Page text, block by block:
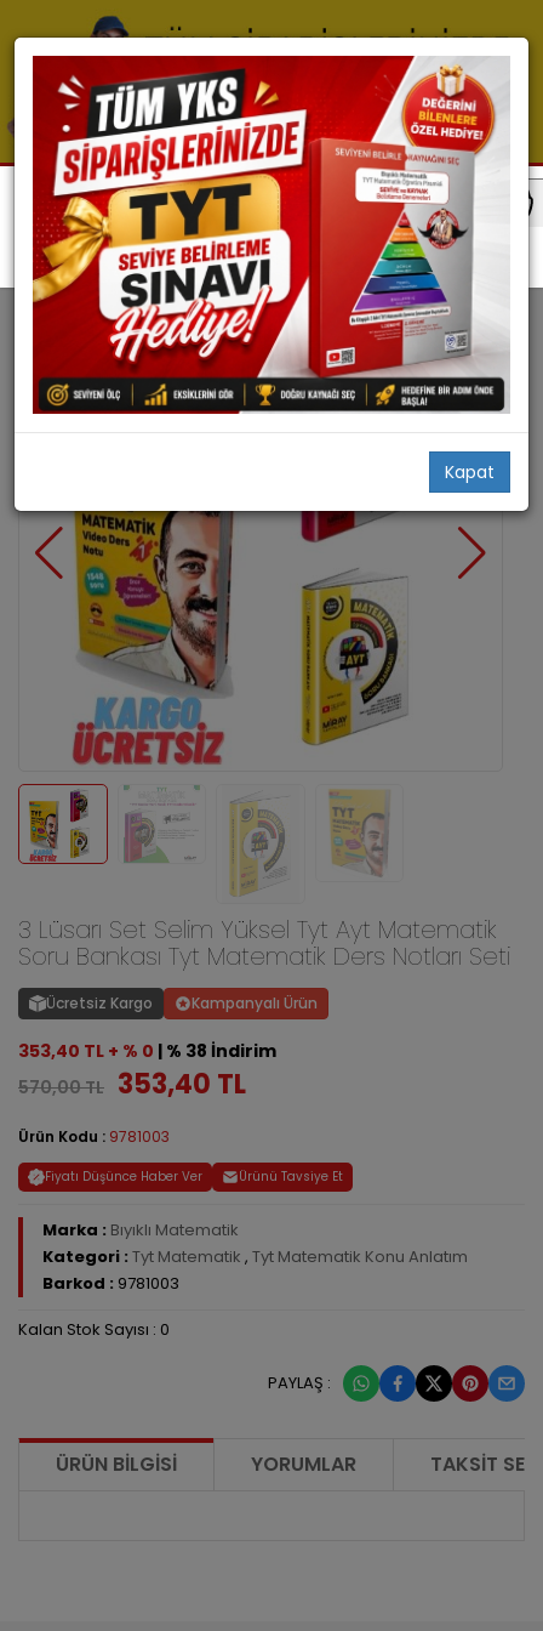
Kapat
Tyt Matematik
3 Lüsarı Set Selim Yüksel Tyt Ayt Matematik
Soru Bankası Tyt Matematik Ders Notları Seti
Ücretsiz Kargo Kampanyalı Ürün
353,40 TL + % 0 | % 38 İndirim
570,00 TL 353,40 TL
Ürün Kodu : 9781003
Fiyatı Düşünce Haber Ver Ürünü Tavsiye Et
Marka : Bıyıklı Matematik
Kategori : Tyt Matematik , Tyt Matematik Konu Anlatım
Barkod : 9781003
Kalan Stok Sayısı : 0
PAYLAŞ :
ÜRÜN BILGISI YORUMLAR TAKSIT